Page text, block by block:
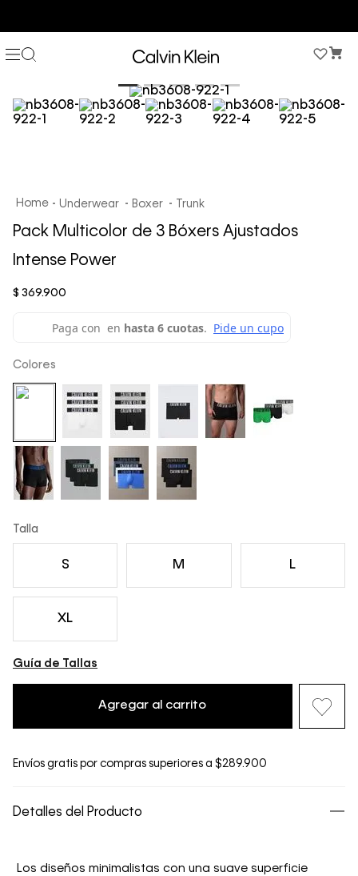
Underwear Boxer Trunk
Pack Multicolor de 3 Bóxers Ajustados
Intense Power
$ 369.900
Colores
Talla
S M L
XL
Guía de Tallas
Agregar al carrito
Envíos gratis por compras superiores a $289.900
Detalles del Producto
Los diseños minimalistas con una suave superficie